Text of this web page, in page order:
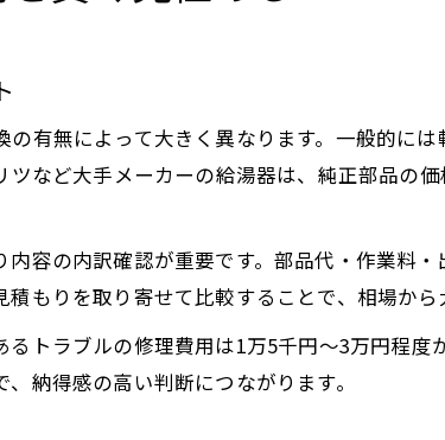
給湯器費用比較で損しないための重要ポ
修理か交換か給湯器の適切な判断タイミ
給湯器修理費用に差が出る主な要因とは
給湯器費用の違いを納得して選ぶために
埼玉県で費用差が出る給湯器選びの注意
給湯器修理費用の比較で重視すべき条件
有無によって大きく異なります。一般的に
など大手メーカーの給湯器は、純正部品の
容の内訳確認が重要です。部品代・作業料
もりを取り寄せて比較することで、相場から
トラブルの修理費用は1万5千円〜3万円程
納得感の高い判断につながります。